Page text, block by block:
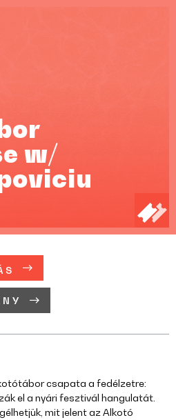
w/
csapata a fedélzetre:
el a nyári fesztivál hangulatát.
mit jelent az Alkotó